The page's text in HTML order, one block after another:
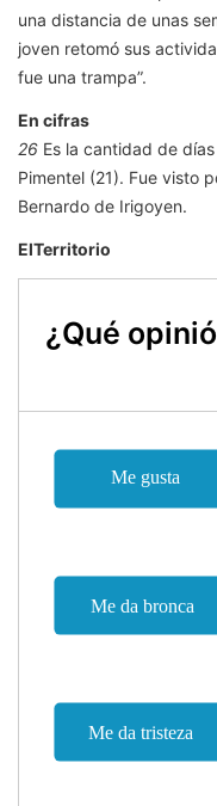
una distancia de unas
joven retomó sus
fue una trampa”.
En cifras
26 Es la cantidad de
Pimentel (21). Fue visto
Bernardo de Irigoyen.
ElTerritorio
¿Qué